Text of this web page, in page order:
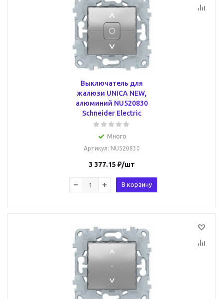
Выключатель для
жалюзи UNICA NEW,
алюминий NU520830
Schneider Electric
Много
Артикул: NU520830
3 377.15 ₽/шт
В корзину